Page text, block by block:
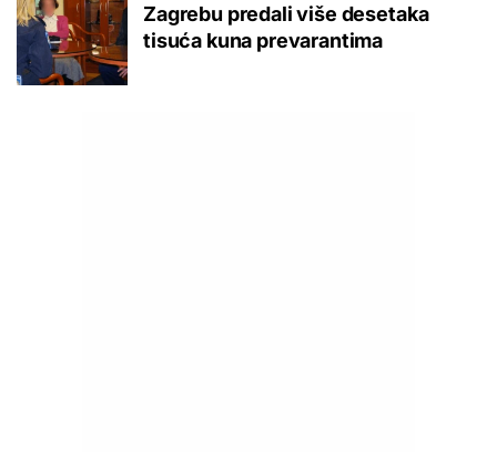
Zagrebu predali više desetaka
tisuća kuna prevarantima